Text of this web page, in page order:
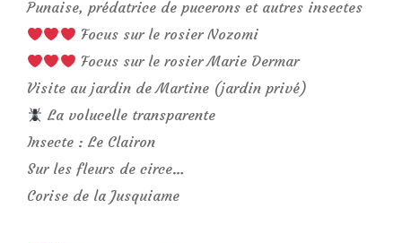
Punaise, prédatrice de pucerons et autres insectes
Focus sur le rosier Nozomi
Focus sur le rosier Marie Dermar
Visite au jardin de Martine (jardin privé)
La volucelle transparente
Insecte : Le Clairon
Sur les fleurs de circe…
Corise de la Jusquiame